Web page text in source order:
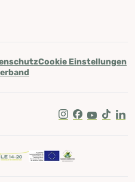
Cookie Einstellungen
Instagram
Facebook
Youtube
Tik Tok